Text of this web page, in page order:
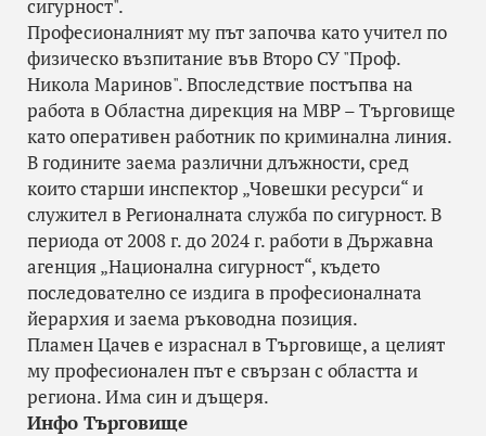
сигурност".
Професионалният му път започва като учител по
физическо възпитание във Второ СУ "Проф.
Никола Маринов". Впоследствие постъпва на
работа в Областна дирекция на МВР – Търговище
като оперативен работник по криминална линия.
В годините заема различни длъжности, сред
които старши инспектор „Човешки ресурси“ и
служител в Регионалната служба по сигурност. В
периода от 2008 г. до 2024 г. работи в Държавна
агенция „Национална сигурност“, където
последователно се издига в професионалната
йерархия и заема ръководна позиция.
Пламен Цачев е израснал в Търговище, а целият
му професионален път е свързан с областта и
региона. Има син и дъщеря.
Инфо Търговище